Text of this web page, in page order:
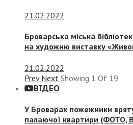
21.02.2022
Броварська міська
на художню виставку
21.02.2022
Prev Next Showing 1 Of 19
ВІДЕО
У Броварах пожежники
палаючої квартири (ФОТО,